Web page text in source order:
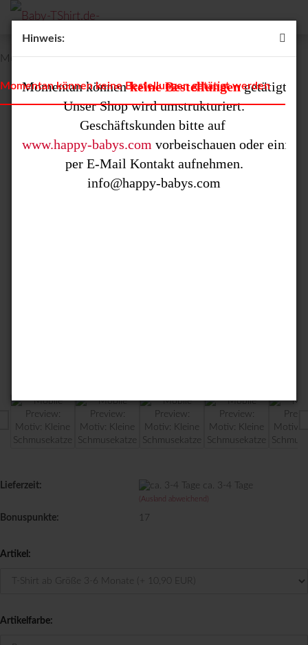
Hinweis:
Momentan können keine Bestellungen getätigt
Unser Shop wird umstrukturiert.
www.happy-babys.com vorbeischauen oder
per E-Mail Kontakt aufnehmen.
Motiv: Kleine Schmusekatze
Momentan können keine Bestellungen getätigt werden
Lieferzeit: ca. 3-4 Tage
(Ausland abweichend)
Bonuspunkte: 17
Artikel:
Artikelfarbe: